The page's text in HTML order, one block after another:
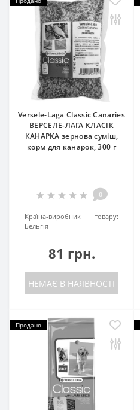
Versele-Laga Classic Canaries
ВЕРСЕЛЕ-ЛАГА КЛАСІК
КАНАРКА зернова суміш,
корм для канарок, 300 г
0
Країна-виробник товару:
Бельгія
81 грн.
НЕМАЄ В НАЯВНОСТІ
Продано